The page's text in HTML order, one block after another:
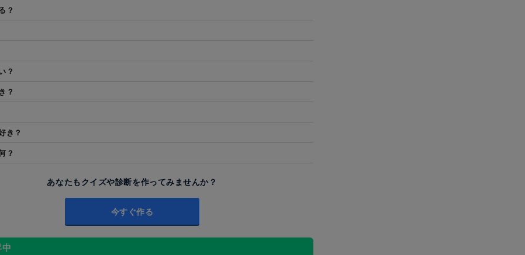
？
？
？
き？
？
あなたもクイズや診断を作ってみませんか？
今すぐ作る